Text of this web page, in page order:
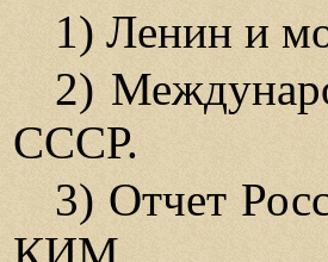
1) Ленин и
2)
СССР.
3) Отчет